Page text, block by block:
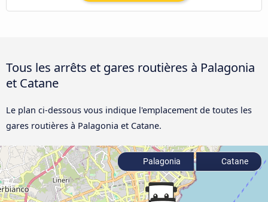
Tous les arrêts et gares routières à Palagonia
et Catane
Le plan ci-dessous vous indique l'emplacement de toutes les
gares routières à Palagonia et Catane.
Palagonia Catane